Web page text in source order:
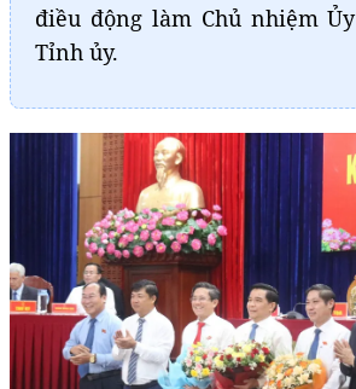
điều động làm Chủ nhiệm
Tỉnh ủy.